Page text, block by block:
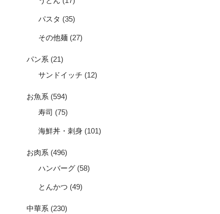
パスタ (35)
その他麺 (27)
パン系 (21)
サンドイッチ (12)
お魚系 (594)
寿司 (75)
海鮮丼・刺身 (101)
お肉系 (496)
ハンバーグ (58)
とんかつ (49)
中華系 (230)